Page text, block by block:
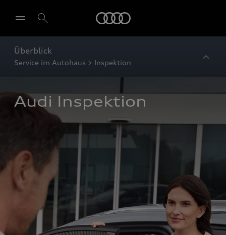
Überblick
Service im Autohaus > Inspektion
Audi Inspektion